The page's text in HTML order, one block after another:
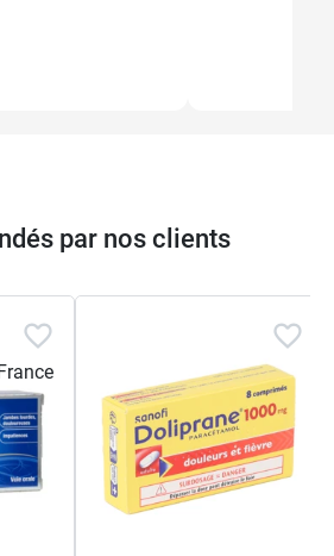
par nos clients